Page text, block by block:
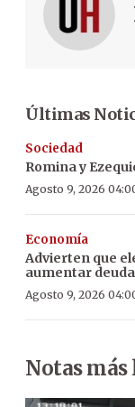
Últimas
Sociedad
Romina y
Agosto 9, 2026
Economía
Advierten que
aumentar
Agosto 9, 2026
Notas más